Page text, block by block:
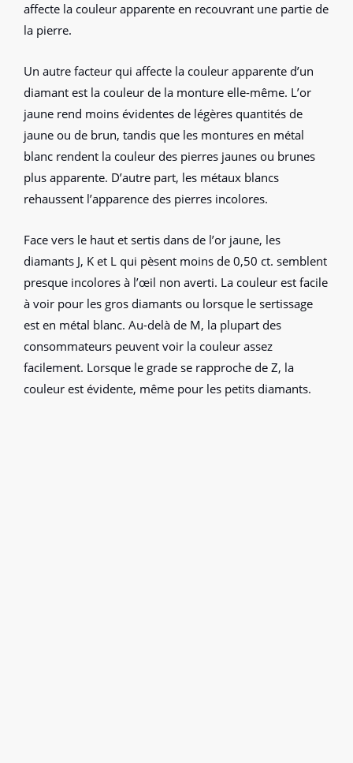
affecte la couleur apparente en recouvrant une partie de
la pierre.
Un autre facteur qui affecte la couleur apparente d’un
diamant est la couleur de la monture elle-même. L’or
jaune rend moins évidentes de légères quantités de
jaune ou de brun, tandis que les montures en métal
blanc rendent la couleur des pierres jaunes ou brunes
plus apparente. D’autre part, les métaux blancs
rehaussent l’apparence des pierres incolores.
Face vers le haut et sertis dans de l’or jaune, les
diamants J, K et L qui pèsent moins de 0,50 ct. semblent
presque incolores à l’œil non averti. La couleur est facile
à voir pour les gros diamants ou lorsque le sertissage
est en métal blanc. Au-delà de M, la plupart des
consommateurs peuvent voir la couleur assez
facilement. Lorsque le grade se rapproche de Z, la
couleur est évidente, même pour les petits diamants.